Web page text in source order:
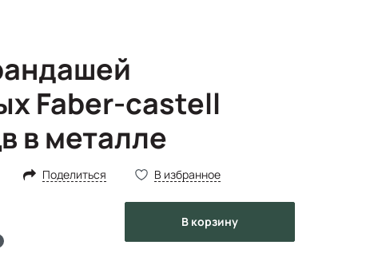
Faber-castell
в металле
Поделиться В избранное
в корзину